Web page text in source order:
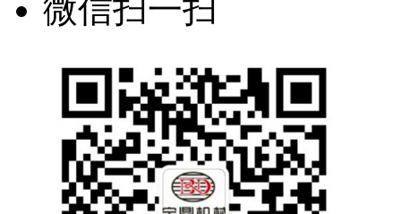
微信扫一扫